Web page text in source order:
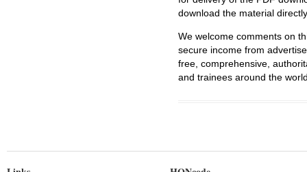
download the material
We welcome comments on
secure income from
free, comprehensive,
and trainees around the